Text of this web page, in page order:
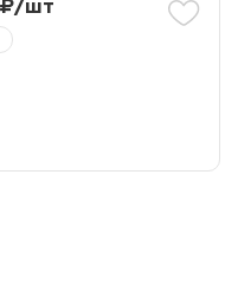
₽/шт